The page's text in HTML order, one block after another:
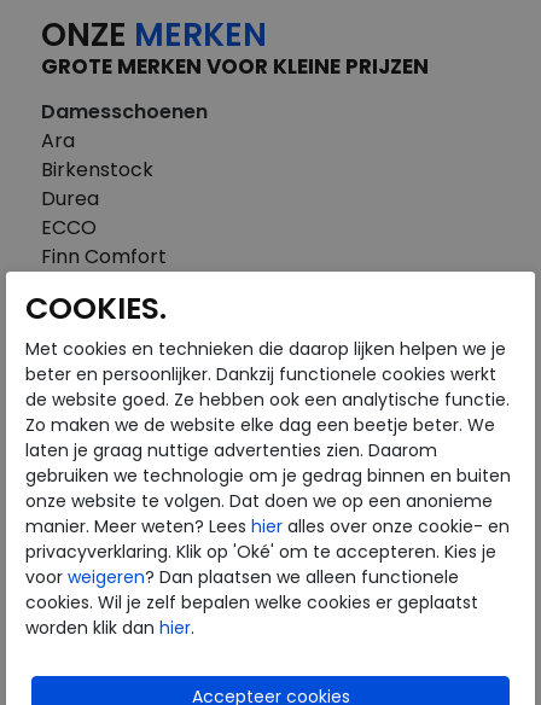
ONZE MERKEN
GROTE MERKEN VOOR KLEINE PRIJZEN
Damesschoenen
Ara
Birkenstock
Durea
ECCO
Finn Comfort
Gabor
Piedi Nudi
Pikolinos
Solidus
Think
Waldlaufer
Westland
Wolky
Herenschoenen
Australian
Birkenstock
Clarks
COOKIES.
Met cookies en technieken die daarop lijken helpen we je
beter en persoonlijker. Dankzij functionele cookies werkt
de website goed. Ze hebben ook een analytische functie.
Zo maken we de website elke dag een beetje beter. We
laten je graag nuttige advertenties zien. Daarom
gebruiken we technologie om je gedrag binnen en buiten
onze website te volgen. Dat doen we op een anonieme
manier. Meer weten? Lees hier alles over onze cookie- en
privacyverklaring. Klik op 'Oké' om te accepteren. Kies je
voor weigeren? Dan plaatsen we alleen functionele
cookies. Wil je zelf bepalen welke cookies er geplaatst
worden klik dan hier.